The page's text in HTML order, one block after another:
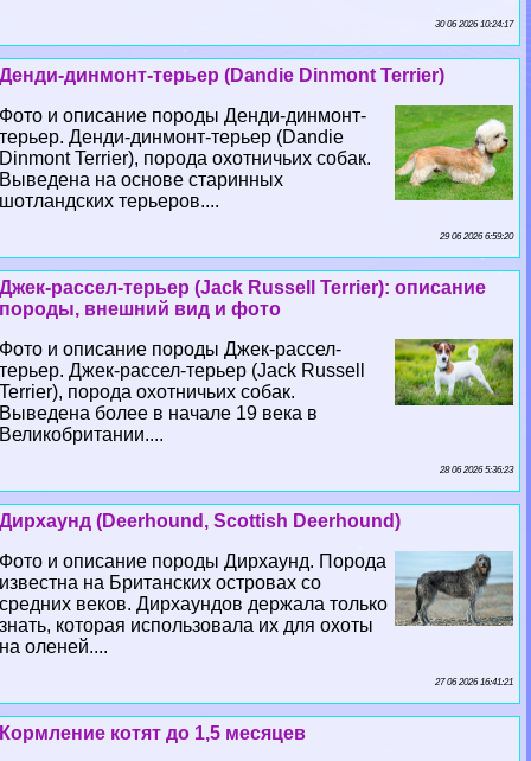
30 06 2026 10:24:17
Денди-динмонт-терьер (Dandie Dinmont Terrier)
Фото и описание породы Денди-динмонт-
терьер. Денди-динмонт-терьер (Dandie
Dinmont Terrier), порода охотничьих собак.
Выведена на основе старинных
шотландских терьеров....
29 06 2026 6:59:20
Джек-рассел-терьер (Jack Russell Terrier): описание
породы, внешний вид и фото
Фото и описание породы Джек-рассел-
терьер. Джек-рассел-терьер (Jack Russell
Terrier), порода охотничьих собак.
Выведена более в начале 19 века в
Великобритании....
28 06 2026 5:36:23
Дирхаунд (Deerhound, Scottish Deerhound)
Фото и описание породы Дирхаунд. Порода
известна на Британских островах со
средних веков. Дирхаундов держала только
знать, которая использовала их для охоты
на оленей....
27 06 2026 16:41:21
Кормление котят до 1,5 месяцев